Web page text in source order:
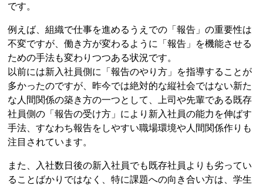
です。
例えば、組織で仕事を進めるうえでの「報告」の重要性は
不変ですが、働き方が変わるように「報告」を機能させる
ための手法も変わりつつある状況です。
以前には新入社員側に「報告のやり方」を指導することが
多かったのですが、昨今では絶対的な縦社会ではない新た
な人間関係の築き方の一つとして、上司や先輩である既存
社員側の「報告の受け方」により新入社員の能力を伸ばす
手法、すなわち報告をしやすい職場環境や人間関係作りも
注目されています。
また、入社数日後の新入社員でも既存社員よりも劣ってい
ることばかりではなく、特に課題への向き合い方は、学生